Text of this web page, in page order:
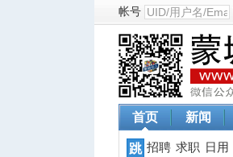
帐号
首页 新闻
跳 招聘 求职 日用